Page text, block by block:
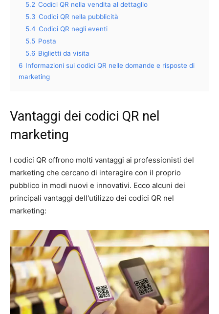
5.2 Codici QR nella vendita al dettaglio
5.3 Codici QR nella pubblicità
5.4 Codici QR negli eventi
5.5 Posta
5.6 Biglietti da visita
6 Informazioni sui codici QR nelle domande e risposte di
marketing
Vantaggi dei codici QR nel
marketing
I codici QR offrono molti vantaggi ai professionisti del
marketing che cercano di interagire con il proprio
pubblico in modi nuovi e innovativi. Ecco alcuni dei
principali vantaggi dell'utilizzo dei codici QR nel
marketing: